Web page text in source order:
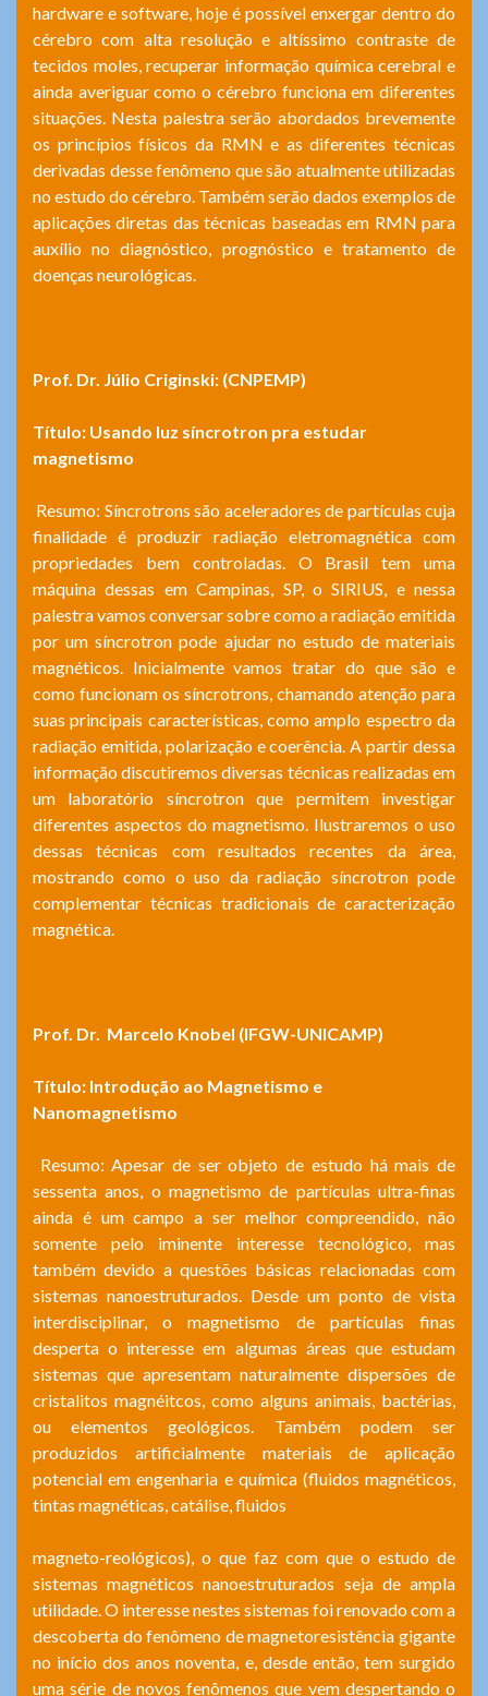
hardware e software, hoje é possível enxergar dentro do
cérebro com alta resolução e altíssimo contraste de
tecidos moles, recuperar informação química cerebral e
ainda averiguar como o cérebro funciona em diferentes
situações. Nesta palestra serão abordados brevemente
os princípios físicos da RMN e as diferentes técnicas
derivadas desse fenômeno que são atualmente utilizadas
no estudo do cérebro. Também serão dados exemplos de
aplicações diretas das técnicas baseadas em RMN para
auxílio no diagnóstico, prognóstico e tratamento de
doenças neurológicas.
Prof. Dr. Júlio Criginski: (CNPEMP)
Título: Usando luz síncrotron pra estudar
magnetismo
Resumo: Síncrotrons são aceleradores de partículas cuja
finalidade é produzir radiação eletromagnética com
propriedades bem controladas. O Brasil tem uma
máquina dessas em Campinas, SP, o SIRIUS, e nessa
palestra vamos conversar sobre como a radiação emitida
por um síncrotron pode ajudar no estudo de materiais
magnéticos. Inicialmente vamos tratar do que são e
como funcionam os síncrotrons, chamando atenção para
suas principais características, como amplo espectro da
radiação emitida, polarização e coerência. A partir dessa
informação discutiremos diversas técnicas realizadas em
um laboratório síncrotron que permitem investigar
diferentes aspectos do magnetismo. Ilustraremos o uso
dessas técnicas com resultados recentes da área,
mostrando como o uso da radiação síncrotron pode
complementar técnicas tradicionais de caracterização
magnética.
Prof. Dr. Marcelo Knobel (IFGW-UNICAMP)
Título: Introdução ao Magnetismo e
Nanomagnetismo
Resumo: Apesar de ser objeto de estudo há mais de
sessenta anos, o magnetismo de partículas ultra-finas
ainda é um campo a ser melhor compreendido, não
somente pelo iminente interesse tecnológico, mas
também devido a questões básicas relacionadas com
sistemas nanoestruturados. Desde um ponto de vista
interdisciplinar, o magnetismo de partículas finas
desperta o interesse em algumas áreas que estudam
sistemas que apresentam naturalmente dispersões de
cristalitos magnéitcos, como alguns animais, bactérias,
ou elementos geológicos. Também podem ser
produzidos artificialmente materiais de aplicação
potencial em engenharia e química (fluidos magnéticos,
tintas magnéticas, catálise, fluidos
magneto-reológicos), o que faz com que o estudo de
sistemas magnéticos nanoestruturados seja de ampla
utilidade. O interesse nestes sistemas foi renovado com a
descoberta do fenômeno de magnetoresistência gigante
no início dos anos noventa, e, desde então, tem surgido
uma série de novos fenômenos que vem despertando o